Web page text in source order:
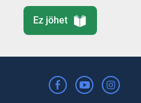
Ez jöhet